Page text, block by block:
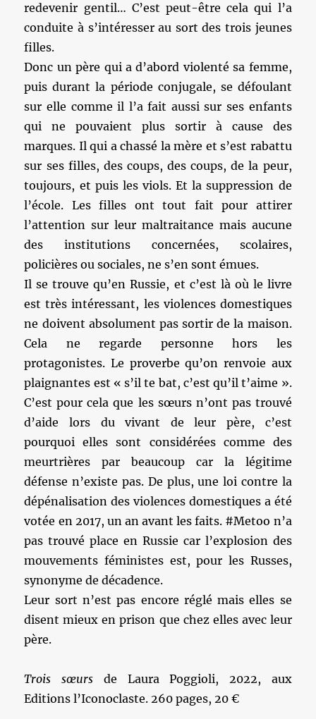
redevenir gentil… C’est peut-être cela qui l’a
conduite à s’intéresser au sort des trois jeunes
filles.
Donc un père qui a d’abord violenté sa femme,
puis durant la période conjugale, se défoulant
sur elle comme il l’a fait aussi sur ses enfants
qui ne pouvaient plus sortir à cause des
marques. Il qui a chassé la mère et s’est rabattu
sur ses filles, des coups, des coups, de la peur,
toujours, et puis les viols. Et la suppression de
l’école. Les filles ont tout fait pour attirer
l’attention sur leur maltraitance mais aucune
des institutions concernées, scolaires,
policières ou sociales, ne s’en sont émues.
Il se trouve qu’en Russie, et c’est là où le livre
est très intéressant, les violences domestiques
ne doivent absolument pas sortir de la maison.
Cela ne regarde personne hors les
protagonistes. Le proverbe qu’on renvoie aux
plaignantes est « s’il te bat, c’est qu’il t’aime ».
C’est pour cela que les sœurs n’ont pas trouvé
d’aide lors du vivant de leur père, c’est
pourquoi elles sont considérées comme des
meurtrières par beaucoup car la légitime
défense n’existe pas. De plus, une loi contre la
dépénalisation des violences domestiques a été
votée en 2017, un an avant les faits. #Metoo n’a
pas trouvé place en Russie car l’explosion des
mouvements féministes est, pour les Russes,
synonyme de décadence.
Leur sort n’est pas encore réglé mais elles se
disent mieux en prison que chez elles avec leur
père.
Trois sœurs de Laura Poggioli, 2022, aux
Editions l’Iconoclaste. 260 pages, 20 €